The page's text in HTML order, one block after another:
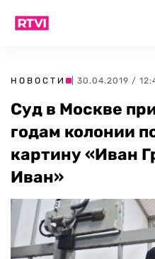
НОВОСТИ | 30.04.2019 /
Суд в Москве
годам колонии
картину «Иван
Иван»